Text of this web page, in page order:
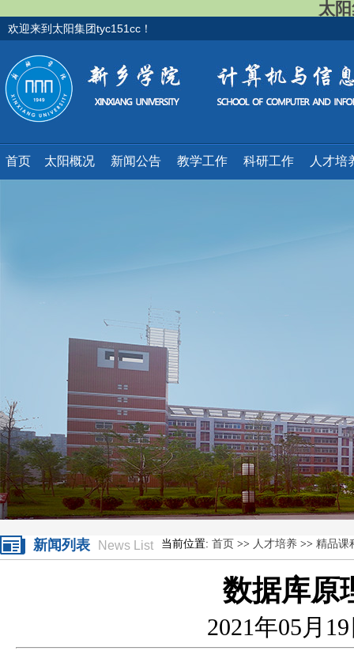
太
欢迎来到太阳集团tyc151cc！
首页 太阳概况 新闻公告 教学工作 科研工作 人才培
新闻列表 News List 当前位置: 首页 >> 人才培养 >> 精品课
数据库原
2021年05月